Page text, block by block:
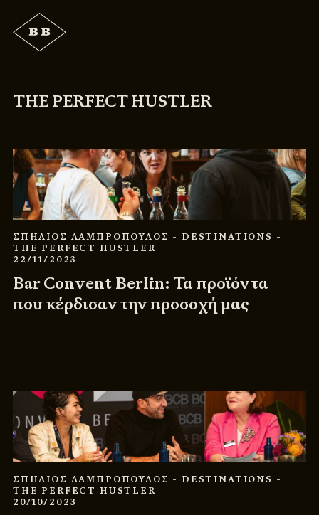
THE PERFECT HUSTLER
ΣΠΗΛΙΟΣ ΛΑΜΠΡΟΠΟΥΛΟΣ - DESTINATIONS -
THE PERFECT HUSTLER
22/11/2023
Bar Convent Berlin: Τα προϊόντα
που κέρδισαν την προσοχή μας
ΣΠΗΛΙΟΣ ΛΑΜΠΡΟΠΟΥΛΟΣ - DESTINATIONS -
THE PERFECT HUSTLER
20/10/2023